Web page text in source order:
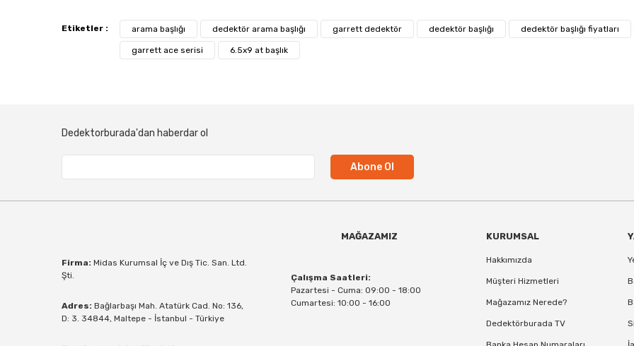
Ace Apex 14x11'' (36x28cm) DD Reaper Başlık
Etiketler : arama başlığı dedektör arama başlığı garrett dedektör dedektör başlığı dedektör başlığı fiyatları
garrett ace serisi 6.5x9 at başlık
Dedektorburada'dan haberdar ol
Abone Ol
Firma: Midas Kurumsal İç ve Dış Tic. San. Ltd.
Şti.
Adres: Bağlarbaşı Mah. Atatürk Cad. No: 136,
D: 3. 34844, Maltepe - İstanbul - Türkiye
MAĞAZAMIZ
Çalışma Saatleri:
Pazartesi - Cuma: 09:00 - 18:00
Cumartesi: 10:00 - 16:00
KURUMSAL
Hakkımızda
Müşteri Hizmetleri
Mağazamız Nerede?
Dedektörburada TV